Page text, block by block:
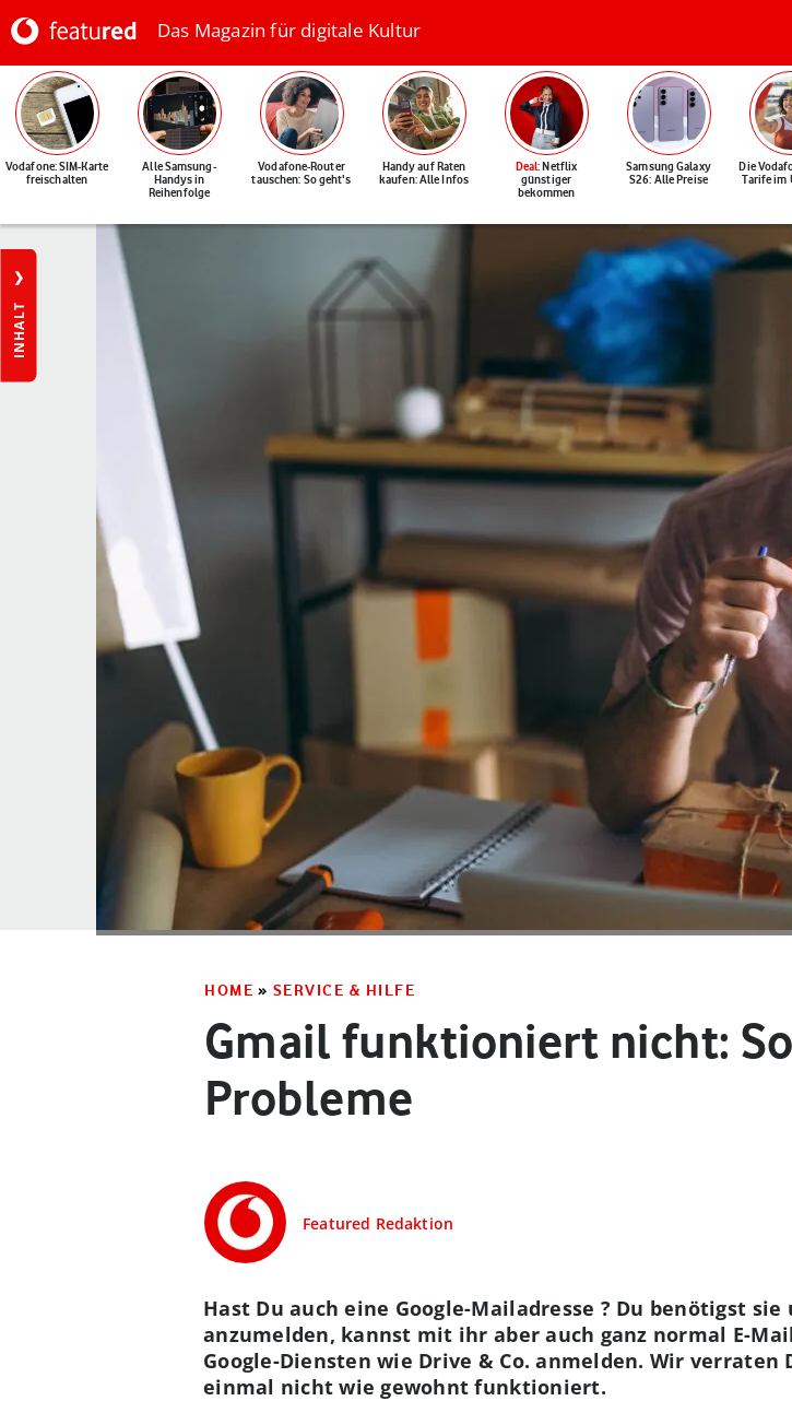
Das Magazin für digitale Kultur
Vodafone: SIM-Karte
freischalten
Alle Samsung-
Handys in
Reihenfolge
Vodafone-Router
tauschen: So geht's
Handy auf Raten
kaufen: Alle Infos
Deal: Netflix
günstiger
bekommen
Samsung Galaxy
S26: Alle Preise
Die
Tarife im
INHALT
HOME » SERVICE & HILFE
Gmail funktioniert nicht:
Probleme
Featured Redaktion
Hast Du auch eine Google-Mailadresse ? Du benötigst
anzumelden, kannst mit ihr aber auch ganz normal E-
Google-Diensten wie Drive & Co. anmelden. Wir verraten
einmal nicht wie gewohnt funktioniert.